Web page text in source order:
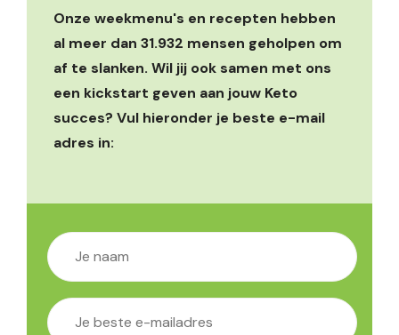
Onze weekmenu's en recepten hebben
al meer dan 31.932 mensen geholpen om
af te slanken. Wil jij ook samen met ons
een kickstart geven aan jouw Keto
succes? Vul hieronder je beste e-mail
adres in: